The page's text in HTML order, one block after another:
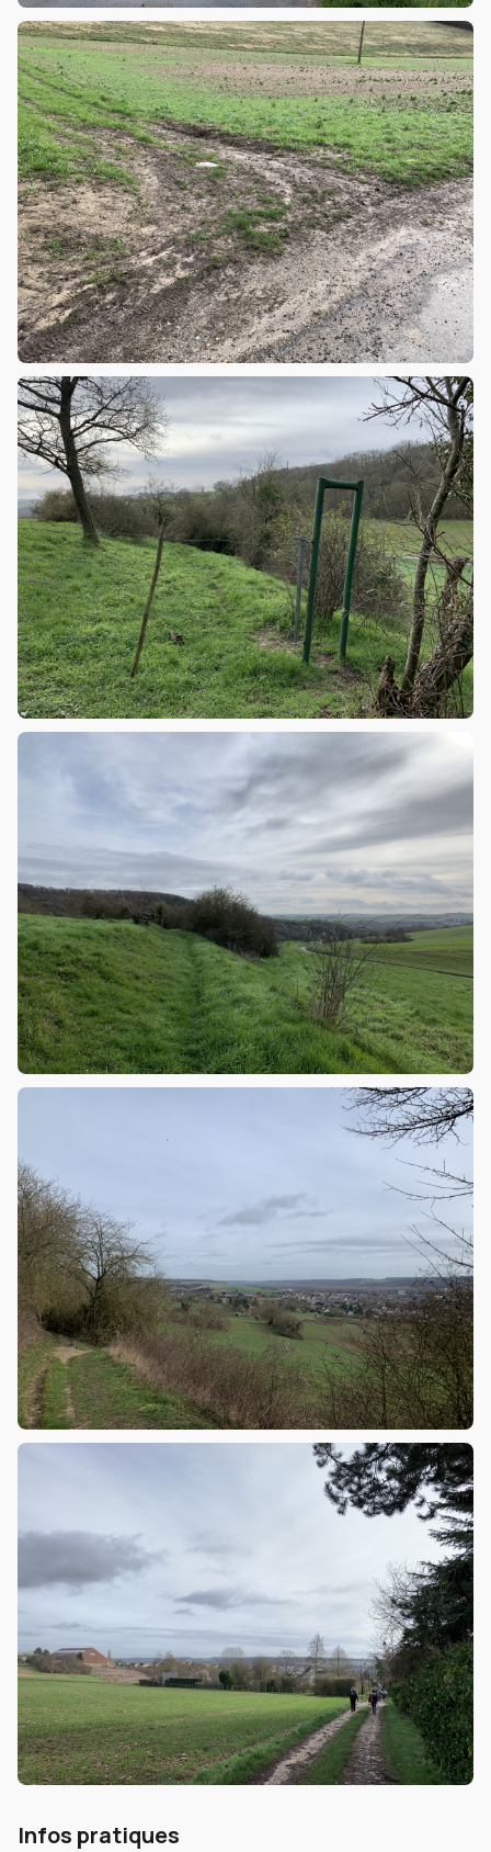
Infos pratiques